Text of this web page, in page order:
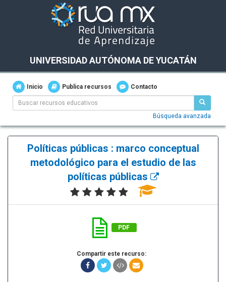
UNIVERSIDAD AUTÓNOMA DE YUCATÁN
Inicio Publica recursos Contacto
Búsqueda avanzada
Políticas públicas : marco conceptual
metodológico para el estudio de las
políticas públicas
PDF
Compartir este recurso: